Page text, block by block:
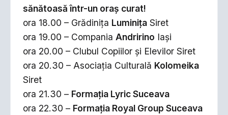
sănătoasă într-un oraș curat!
ora 18.00 – Grădinița Luminița Siret
ora 19.00 – Compania Andririno Iași
ora 20.00 – Clubul Copiilor și Elevilor Siret
ora 20.30 – Asociația Culturală Kolomeika
Siret
ora 21.30 – Formația Lyric Suceava
ora 22.30 – Formația Royal Group Suceava